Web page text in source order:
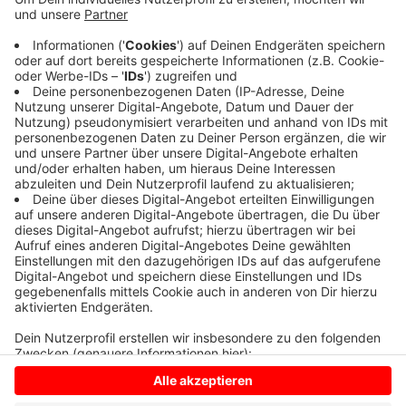
Die Polizei ermittelt nach einem Unfall. Ein Autofahrer
war an der Kreuzung mit dem Höltings Weg links in die
Coesfelder Straße abgebogen. Zwei Mädchen
überquerten an der Fußgängerampel hier die Straße.
Eines der Mädchen wurde von dem Auto erfasst. Ein
Rettungswagen brachte sie in ein Krankenhaus.
Anzeige